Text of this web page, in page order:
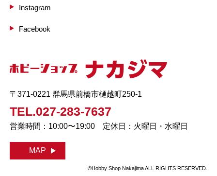
Instagram
Facebook
〒371-0221 群馬県前橋市樋越町250-1
TEL.027-283-7637
営業時間：10:00〜19:00 定休日：火曜日・水曜日
MAP
©Hobby Shop Nakajima ALL RIGHTS RESERVED.